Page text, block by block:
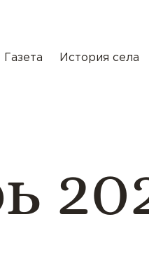
Газета История села